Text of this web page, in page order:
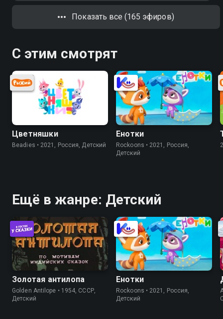
Показать все (165 эфиров)
С этим смотрят
Цветняшки
Beadies • 2021, Россия, Детский
Енотки
Rockoons • 2021, Россия,
Детский
Ещё в жанре: Детский
Золотая антилопа
Golden Antilope • 1954, СССР,
Детский
Енотки
Rockoons • 2021, Россия,
Детский